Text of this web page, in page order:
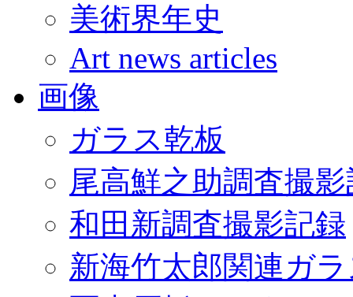
美術界年史
Art news articles
画像
ガラス乾板
尾高鮮之助調査撮
和田新調査撮影記録
新海竹太郎関連ガ